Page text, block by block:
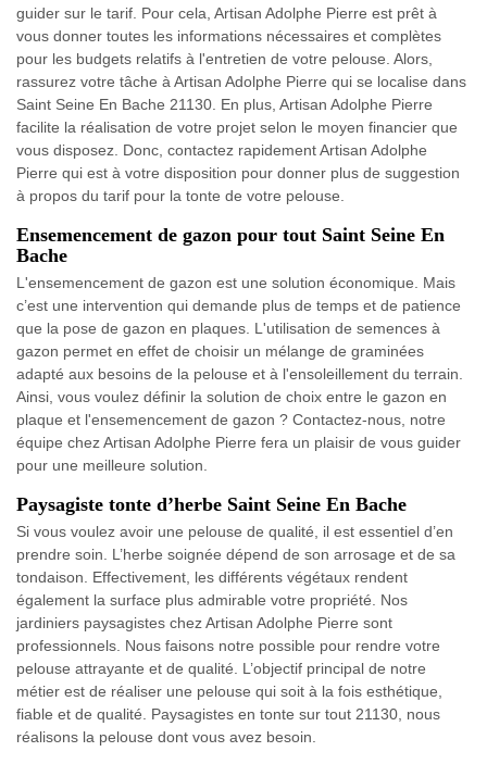
guider sur le tarif. Pour cela, Artisan Adolphe Pierre est prêt à
vous donner toutes les informations nécessaires et complètes
pour les budgets relatifs à l'entretien de votre pelouse. Alors,
rassurez votre tâche à Artisan Adolphe Pierre qui se localise dans
Saint Seine En Bache 21130. En plus, Artisan Adolphe Pierre
facilite la réalisation de votre projet selon le moyen financier que
vous disposez. Donc, contactez rapidement Artisan Adolphe
Pierre qui est à votre disposition pour donner plus de suggestion
à propos du tarif pour la tonte de votre pelouse.
Ensemencement de gazon pour tout Saint Seine En
Bache
L'ensemencement de gazon est une solution économique. Mais
c’est une intervention qui demande plus de temps et de patience
que la pose de gazon en plaques. L'utilisation de semences à
gazon permet en effet de choisir un mélange de graminées
adapté aux besoins de la pelouse et à l'ensoleillement du terrain.
Ainsi, vous voulez définir la solution de choix entre le gazon en
plaque et l'ensemencement de gazon ? Contactez-nous, notre
équipe chez Artisan Adolphe Pierre fera un plaisir de vous guider
pour une meilleure solution.
Paysagiste tonte d’herbe Saint Seine En Bache
Si vous voulez avoir une pelouse de qualité, il est essentiel d’en
prendre soin. L’herbe soignée dépend de son arrosage et de sa
tondaison. Effectivement, les différents végétaux rendent
également la surface plus admirable votre propriété. Nos
jardiniers paysagistes chez Artisan Adolphe Pierre sont
professionnels. Nous faisons notre possible pour rendre votre
pelouse attrayante et de qualité. L’objectif principal de notre
métier est de réaliser une pelouse qui soit à la fois esthétique,
fiable et de qualité. Paysagistes en tonte sur tout 21130, nous
réalisons la pelouse dont vous avez besoin.